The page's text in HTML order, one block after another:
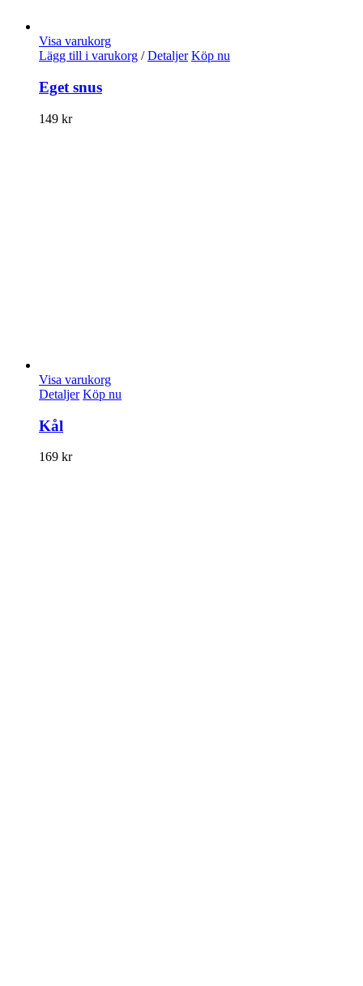
Visa varukorg
Lägg till i varukorg / Detaljer Köp nu
Eget snus
149 kr
Visa varukorg
Detaljer Köp nu
Kål
169 kr